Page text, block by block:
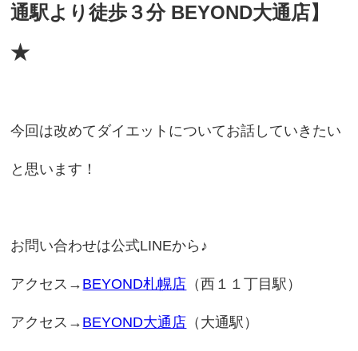
通駅より徒歩３分 BEYOND大通店】
★
今回は改めてダイエットについてお話していきたい
と思います！
お問い合わせは公式LINEから♪
アクセス→ BEYOND札幌店 （西１１丁目駅）
アクセス→ BEYOND大通店 （大通駅）